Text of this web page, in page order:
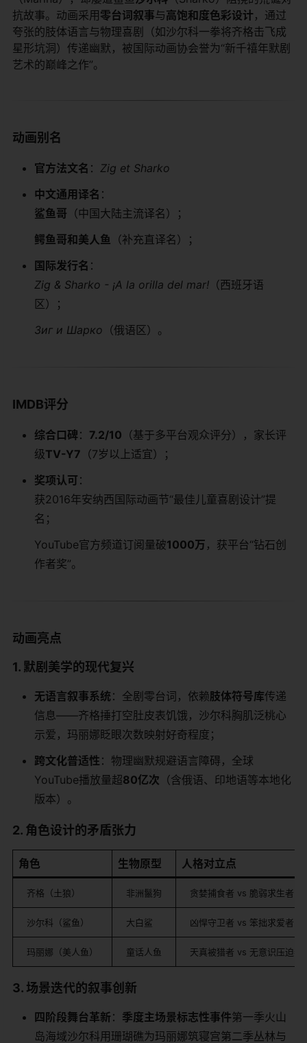
抗故事。动画采用​ ​零台词叙事​​与​​高饱和度色彩设计​ ​，通过
夸张的肢体语言与物理喜剧（如沙尔科一拳将齐格击飞成
星形坑洞）传递幽默，被国际动画协会誉为“新千禧年默剧
艺术的巅峰之作”。
​动画别名​
​官方法文名​ ​： Zig et Sharko
​中文通用译名​ ​：
​鲨鱼哥​ ​（中国大陆主流译名）；
​鳄鱼哥和美人鱼​ ​（补充直译名）；
​国际发行名​ ​：
Zig & Sharko - ¡A la orilla del mar! （西班牙语
区）；
Зиг и Шарко （俄语区）。
​IMDB评分​
​综合口碑​ ​：​ ​7.2/10​ ​（基于多平台观众评分），家长评
级​​TV-Y7​ ​（7岁以上适宜）；
​奖项认可​ ​：
获2016年安纳西国际动画节“最佳儿童喜剧设计”提
名；
YouTube官方频道订阅量破​​1000万​ ​，获平台“钻石创
作者奖”。
​动画亮点​
​1. 默剧美学的现代复兴​
​无语言叙事系统​ ​：全剧零台词，依赖​ ​肢体符号库​​传递
信息——齐格捶打空肚皮表饥饿，沙尔科胸肌泛桃心
示爱，玛丽娜眨眼次数映射好奇程度；
​跨文化普适性​ ​：物理幽默规避语言障碍，全球
YouTube播放量超​​80亿次​ ​（含俄语、印地语等本地化
版本）。
​2. 角色设计的矛盾张力​
​角色​ ​生物原型​ ​人格对立点​
齐格（土狼） 非洲鬣狗 贪婪捕食者 vs 脆弱求生者
沙尔科（鲨鱼） 大白鲨 凶悍守卫者 vs 笨拙求爱者
玛丽娜（美人鱼） 童话人鱼 天真被猎者 vs 无意识压迫者
​3. 场景迭代的叙事创新​
​四阶段舞台革新​ ​：​ ​季度​​主场景​​标志性事件​​第一季火山
岛海域沙尔科用珊瑚礁为玛丽娜筑寝宫第二季丛林与